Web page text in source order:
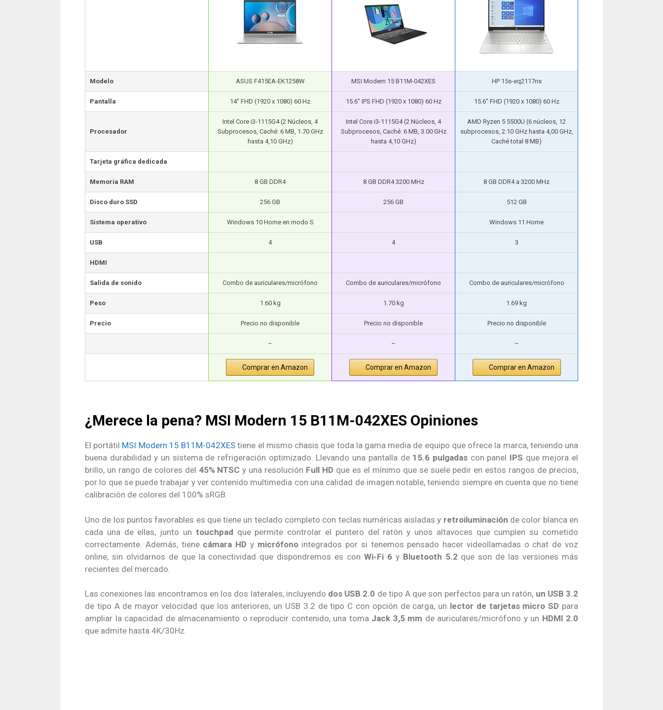
Modelo ASUS F415EA-EK1258W MSI Modern 15 B11M-042XES HP 15s-eq2117ns
Pantalla 14″ FHD (1920 x 1080) 60 Hz 15.6″ IPS FHD (1920 x 1080) 60 Hz 15.6″ FHD (1920 x 1080) 60 Hz
Procesador
Intel Core i3-1115G4 (2 Núcleos, 4
Subprocesos, Caché: 6 MB, 1.70 GHz
hasta 4,10 GHz)
Intel Core i3-1115G4 (2 Núcleos, 4
Subprocesos, Caché: 6 MB, 3.00 GHz
hasta 4,10 GHz)
AMD Ryzen 5 5500U (6 núcleos, 12
subprocesos, 2.10 GHz hasta 4,00 GHz,
Caché total 8 MB)
Tarjeta gráfica dedicada
Memoria RAM 8 GB DDR4 8 GB DDR4 3200 MHz 8 GB DDR4 a 3200 MHz
Disco duro SSD 256 GB 256 GB 512 GB
Sistema operativo Windows 10 Home en modo S Windows 11 Home
USB 4 4 3
HDMI
Salida de sonido Combo de auriculares/micrófono Combo de auriculares/micrófono Combo de auriculares/micrófono
Peso 1.60 kg 1.70 kg 1.69 kg
Precio Precio no disponible Precio no disponible Precio no disponible
– – –
Comprar en Amazon Comprar en Amazon Comprar en Amazon
¿Merece la pena? MSI Modern 15 B11M-042XES Opiniones
El portátil MSI Modern 15 B11M-042XES tiene el mismo chasis que toda la gama media de equipo que ofrece la marca, teniendo una
buena durabilidad y un sistema de refrigeración optimizado. Llevando una pantalla de15.6 pulgadascon panel IPS que mejora el
brillo, un rango de colores del 45% NTSC y una resolución Full HD que es el mínimo que se suele pedir en estos rangos de precios,
por lo que se puede trabajar y ver contenido multimedia con una calidad de imagen notable, teniendo siempre en cuenta que no tiene
calibración de colores del 100% sRGB.
Uno de los puntos favorables es que tiene un teclado completo con teclas numéricas aisladas y retroiluminación de color blanca en
cada una de ellas, junto un touchpad que permite controlar el puntero del ratón y unos altavoces que cumplen su cometido
correctamente. Además, tiene cámara HD y micrófonointegrados por si tenemos pensado hacer videollamadas o chat de voz
online, sin olvidarnos de que la conectividad que dispondremos es con Wi-Fi 6y Bluetooth 5.2 que son de las versiones más
recientes del mercado.
Las conexiones las encontramos en los dos laterales, incluyendo dos USB 2.0 de tipo A que son perfectos para un ratón, un USB 3.2
de tipo A de mayor velocidad que los anteriores, un USB 3.2 de tipo C con opción de carga, un lector de tarjetas micro SD para
ampliar la capacidad de almacenamiento o reproducir contenido, una toma Jack 3,5 mm de auriculares/micrófono y un HDMI 2.0
que admite hasta 4K/30Hz.